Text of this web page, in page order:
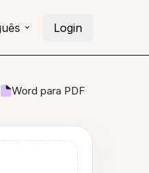
Login
Word para PDF